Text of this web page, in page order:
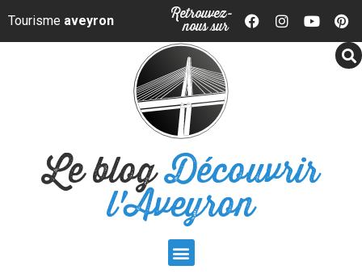
Panneau de gestion des cookies
Tourisme aveyron Retrouvez-
nous sur
Le blogDécouvrir
l'Aveyron